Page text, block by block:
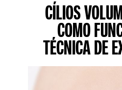
CÍLIOS
COMO
TÉCNICA DE